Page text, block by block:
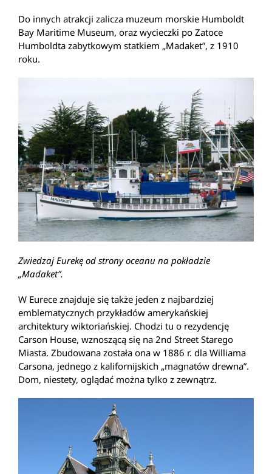
Do innych atrakcji zalicza muzeum morskie Humboldt
Bay Maritime Museum, oraz wycieczki po Zatoce
Humboldta zabytkowym statkiem „Madaket”, z 1910
roku.
Zwiedzaj Eurekę od strony oceanu na pokładzie
„Madaket”.
W Eurece znajduje się także jeden z najbardziej
emblematycznych przykładów amerykańskiej
architektury wiktoriańskiej. Chodzi tu o rezydencję
Carson House, wznoszącą się na 2nd Street Starego
Miasta. Zbudowana została ona w 1886 r. dla Williama
Carsona, jednego z kalifornijskich „magnatów drewna”.
Dom, niestety, oglądać można tylko z zewnątrz.